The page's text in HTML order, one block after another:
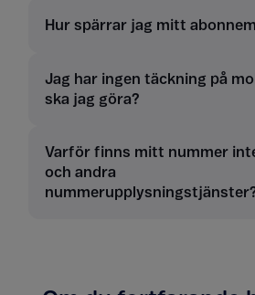
Hur spärrar jag mitt
Jag har ingen täckning på
ska jag göra?
Varför finns mitt nummer
och andra